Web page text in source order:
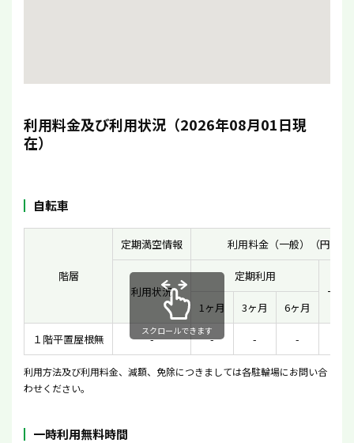
利用料金及び利用状況（2026年08月01日現
在）
自転車
階層
定期満空情報 利用料金（一般）（円）
利用状況
定期利用
一時
1ヶ月
3ヶ月 6ヶ月
１階平置屋根無 - - - -
スクロールできます
利用方法及び利用料金、減額、免除につきましては各駐輪場にお問い合
わせください。
一時利用無料時間